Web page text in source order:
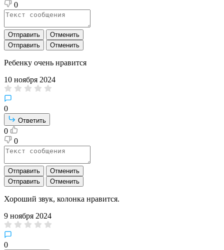
0
Отправить
Отменить
Отправить
Отменить
Ребенку очень нравится
10 ноября 2024
0
Ответить
0
0
Отправить
Отменить
Отправить
Отменить
Хороший звук, колонка нравится.
9 ноября 2024
0